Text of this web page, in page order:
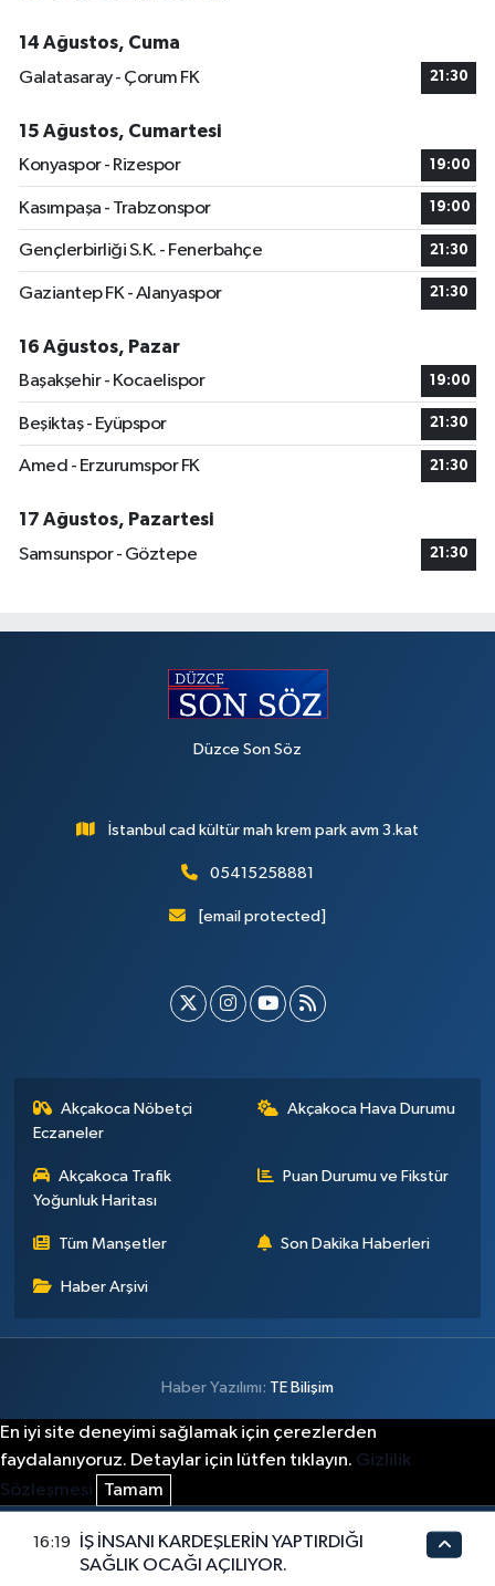
14 Ağustos, Cuma
Galatasaray - Çorum FK
21:30
15 Ağustos, Cumartesi
Konyaspor - Rizespor
19:00
Kasımpaşa - Trabzonspor 19:00
Gençlerbirliği S.K. - Fenerbahçe 21:30
Gaziantep FK - Alanyaspor 21:30
16 Ağustos, Pazar
Başakşehir - Kocaelispor
19:00
Beşiktaş - Eyüpspor 21:30
Amed - Erzurumspor FK 21:30
17 Ağustos, Pazartesi
Samsunspor - Göztepe
21:30
Düzce Son Söz
İstanbul cad kültür mah krem park avm 3.kat
05415258881
[email protected]
Akçakoca Nöbetçi
Eczaneler
Akçakoca Hava Durumu
Akçakoca Trafik
Yoğunluk Haritası
Puan Durumu ve Fikstür
Tüm Manşetler Son Dakika Haberleri
Haber Arşivi
Haber Yazılımı: TE Bilişim
En iyi site deneyimi sağlamak için çerezlerden
faydalanıyoruz. Detaylar için lütfen tıklayın. Gizlilik
Sözleşmesi
Tamam
16:19
İŞ İNSANI KARDEŞLERİN YAPTIRDIĞI
SAĞLIK OCAĞI AÇILIYOR.